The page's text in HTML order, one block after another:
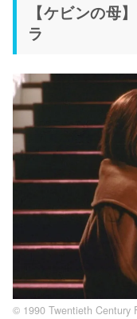
【ケビンの母
ラ
© 1990 Twentieth Century